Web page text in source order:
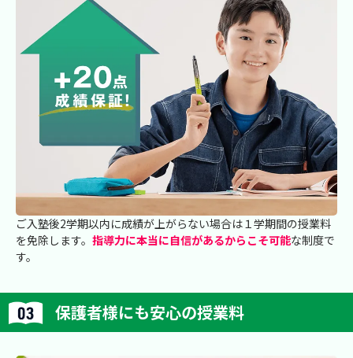
ご入塾後2学期以内に成績が上がらない場合は１学期間の授業料
を免除します。 指導力に本当に自信があるからこそ可能な制度で
す。
保護者様にも安心の授業料